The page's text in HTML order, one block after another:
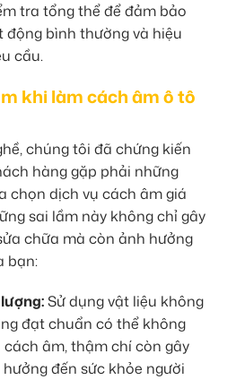
tra tổng thể để đảm bảo
bình thường và hiệu
cầu.
khi làm cách âm ô tô
chúng tôi đã chứng kiến
hàng gặp phải những
chọn dịch vụ cách âm giá
sai lầm này không chỉ gây
chữa mà còn ảnh hưởng
bạn:
Sử dụng vật liệu không
đạt chuẩn có thể không
âm, thậm chí còn gây
đến sức khỏe người